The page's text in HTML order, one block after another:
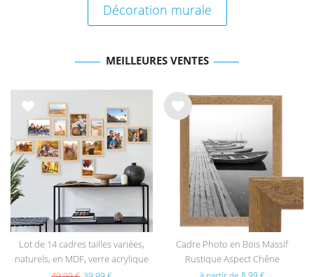
Décoration murale
MEILLEURES VENTES
List
e de
sou
hait
Lot de 14 cadres tailles variées,
naturels, en MDF, verre acrylique
List
e de
sou
Cadre Photo en Bois Massif
Rustique Aspect Chêne